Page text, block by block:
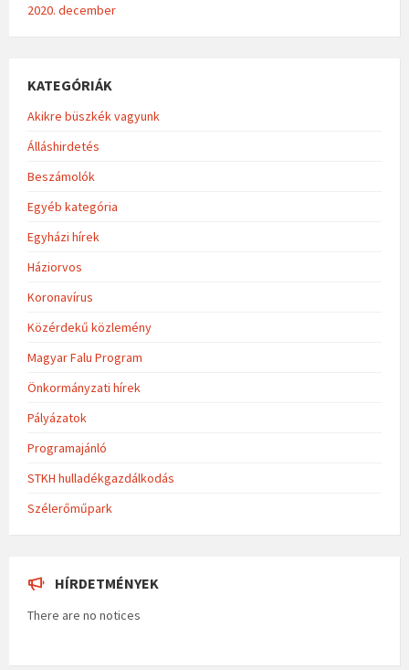
2020. december
KATEGÓRIÁK
Akikre büszkék vagyunk
Álláshirdetés
Beszámolók
Egyéb kategória
Egyházi hírek
Háziorvos
Koronavírus
Közérdekű közlemény
Magyar Falu Program
Önkormányzati hírek
Pályázatok
Programajánló
STKH hulladékgazdálkodás
Szélerőműpark
HÍRDETMÉNYEK
There are no notices